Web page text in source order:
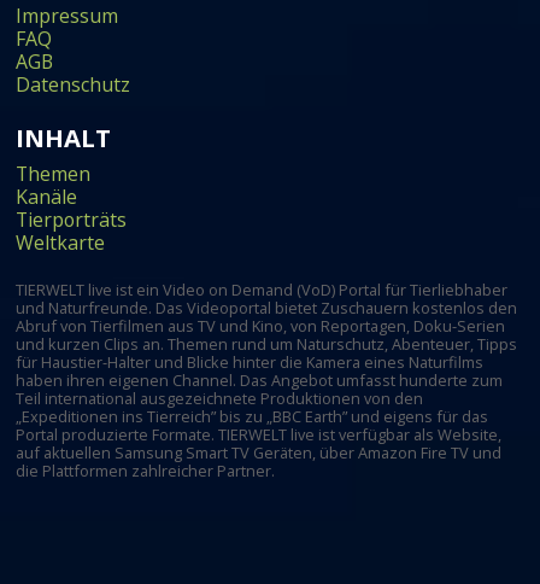
Impressum
FAQ
AGB
Datenschutz
INHALT
Themen
Kanäle
Tierporträts
Weltkarte
TIERWELT live ist ein Video on Demand (VoD) Portal für Tierliebhaber
und Naturfreunde. Das Videoportal bietet Zuschauern kostenlos den
Abruf von Tierfilmen aus TV und Kino, von Reportagen, Doku-Serien
und kurzen Clips an. Themen rund um Naturschutz, Abenteuer, Tipps
für Haustier-Halter und Blicke hinter die Kamera eines Naturfilms
haben ihren eigenen Channel. Das Angebot umfasst hunderte zum
Teil international ausgezeichnete Produktionen von den
„Expeditionen ins Tierreich” bis zu „BBC Earth” und eigens für das
Portal produzierte Formate. TIERWELT live ist verfügbar als Website,
auf aktuellen Samsung Smart TV Geräten, über Amazon Fire TV und
die Plattformen zahlreicher Partner.